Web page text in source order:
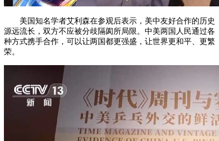
美国知名学者艾利森在参观后表示，美中友好合作的历史
源远流长，双方不应被分歧隔阂所局限。中美两国人民通过各
种方式携手合作，可以让两国都更强盛，让世界更和平、更繁
荣。